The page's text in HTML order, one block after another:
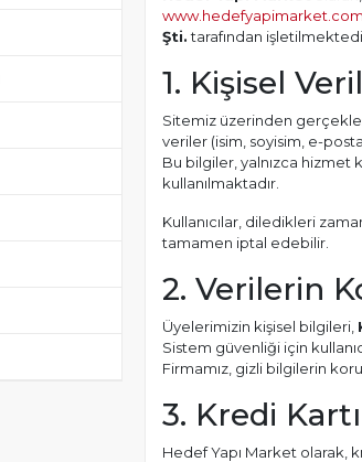
www.hedefyapimarket.com
Şti.tarafından
1. Kişisel
Sitemiz üzerinden
veriler (isim, soyisim, e-
Bu bilgiler, yalnızca
kullanılmaktadır.
Kullanıcılar, diledikleri
tamamen iptal edebilir.
2. Verilerin
Üyelerimizin kişisel bilgileri,
Sistem güvenliği için
Firmamız, gizli bilgilerin
3. Kredi
Hedef Yapı Market olarak,